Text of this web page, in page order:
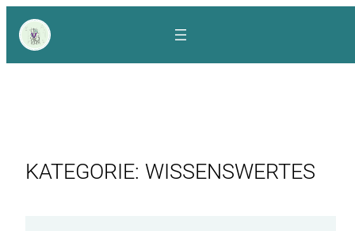
Zum
Inhalt
springen
KATEGORIE: WISSENSWERTES
17. Juni 2025
23. September 2024
8. Juli 2024
21. Mai 2024